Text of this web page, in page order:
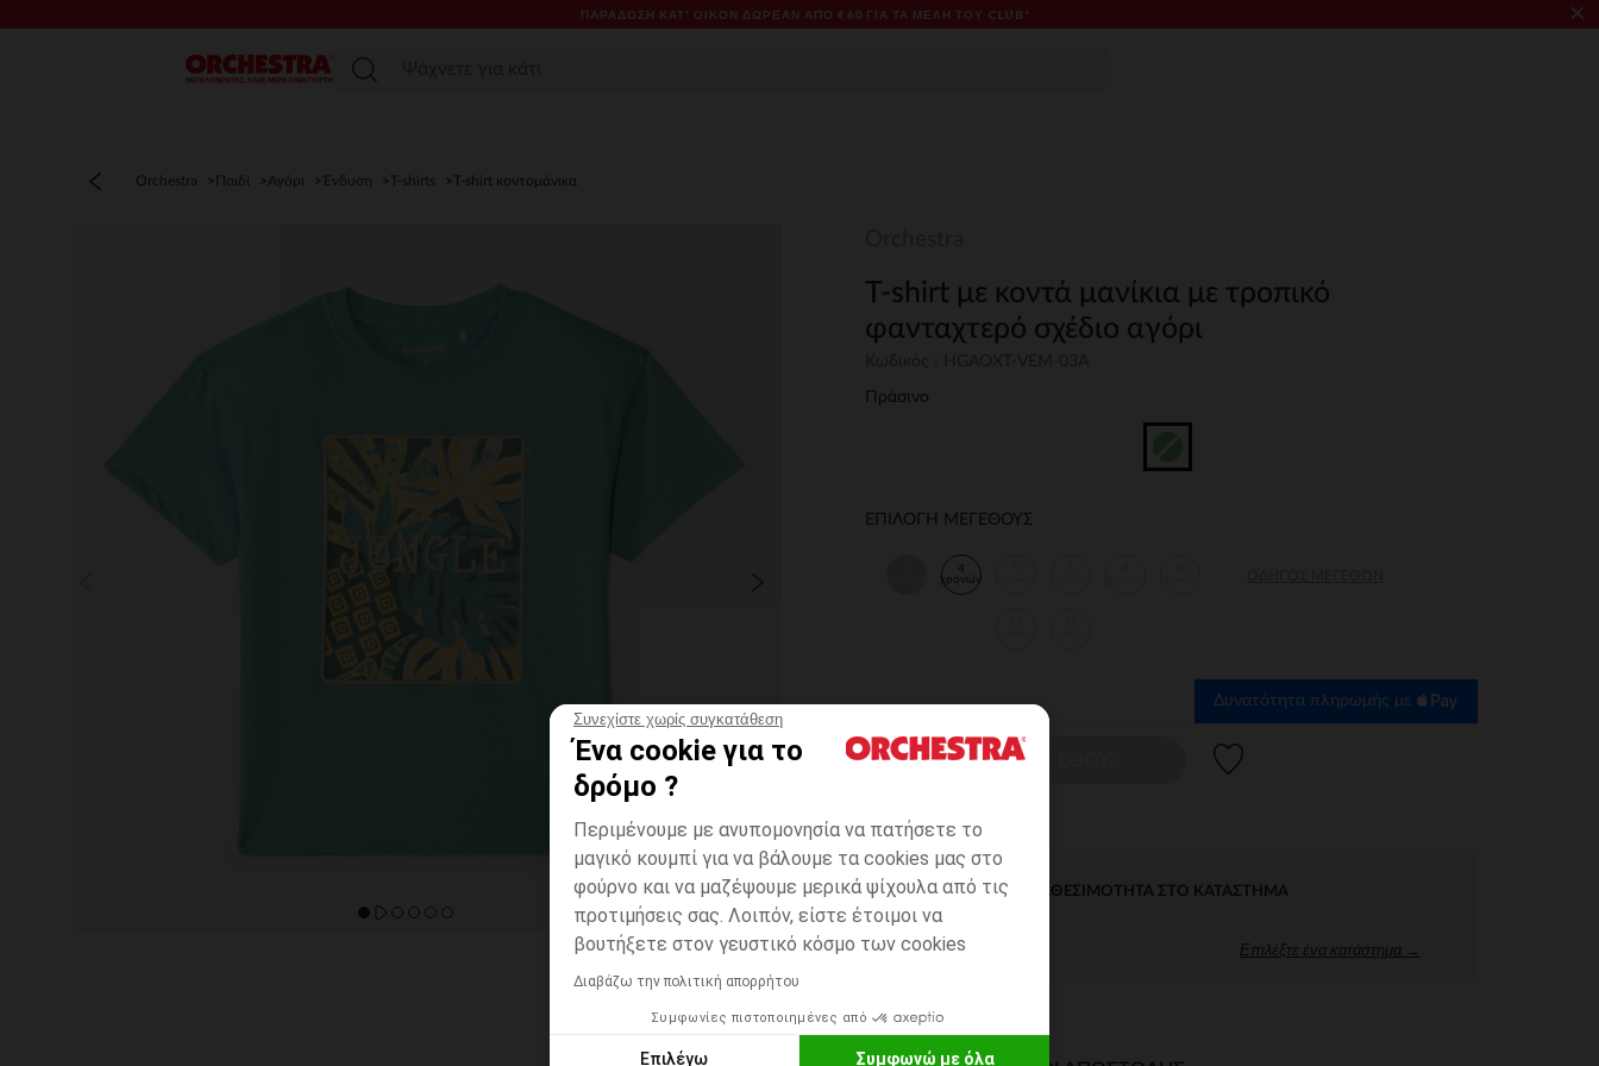
Συνεχίστε χωρίς συγκατάθεση
Ένα cookie για το
δρόμο ?
Περιμένουμε με ανυπομονησία να πατήσετε το
μαγικό κουμπί για να βάλουμε τα cookies μας στο
φούρνο και να μαζέψουμε μερικά ψίχουλα από τις
προτιμήσεις σας. Λοιπόν, είστε έτοιμοι να
βουτήξετε στον γευστικό κόσμο των cookies
Διαβάζω την πολιτική απορρήτου
Συμφωνίες πιστοποιημένες από
Επιλέγω Συμφωνώ με όλα
ΠΑΡΆΔΟΣΗ ΚΑΤ' ΟΊΚΟΝ ΔΩΡΕΑΝ ΑΠΌ €60 ΓΙΑ ΤΑ ΜΈΛΗ ΤΟΥ CLUB* ×
Μενού
Orchestra Παιδί Αγόρι Ένδυση T-shirts T-shirt κοντομάνικα
T-shirt με κοντά μανίκια με τροπικό
φανταχτερό σχέδιο αγόρι
Πράσινο
ΕΠΙΛΟΓΗ ΜΕΓΕΘΟΥΣ
4
χρονών
Δυνατότητα πληρωμής με
ΕΠΙΛΟΓΗ ΜΕΓΕΘΟΥΣ
ΆΜΕΣΗ ΔΙΑΘΕΣΙΜΌΤΗΤΑ ΣΤΟ ΚΑΤΆΣΤΗΜΑ
Επιλέξτε ένα κατάστημα →